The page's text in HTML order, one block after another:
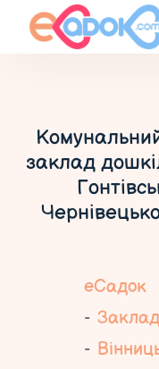
заклад
еСадок